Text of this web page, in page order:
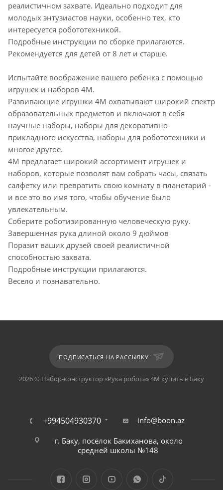
реалистичном захвате. Идеально подходит для
молодых энтузиастов науки, особенно тех, кто
интересуется робототехникой.
Подробные инструкции по сборке прилагаются.
Рекомендуется для детей от 8 лет и старше.
Испытайте воображение вашего ребенка с помощью
игрушек и наборов 4M.
Развивающие игрушки 4M охватывают широкий спектр
образовательных предметов и включают в себя
научные наборы, наборы для декоративно-
прикладного искусства, наборы для робототехники и
многое другое.
4M предлагает широкий ассортимент игрушек и
наборов, которые позволят вам собрать часы, связать
салфетку или превратить свою комнату в планетарий -
и все это во имя того, чтобы обучение было
увлекательным.
Соберите роботизированную человеческую руку.
Завершенная рука длиной около 9 дюймов
Поразит ваших друзей своей реалистичной
способностью захвата.
Подробные инструкции прилагаются.
Весело и познавательно.
ПОДПИСАТЬСЯ НА РАССЫЛКУ
2026 © Набор-конструктор «Рука робота» 4М купить в Баку
+994504930370 info@boon.az
г. Баку, посёлок Бакиханова, около
средней школы №148